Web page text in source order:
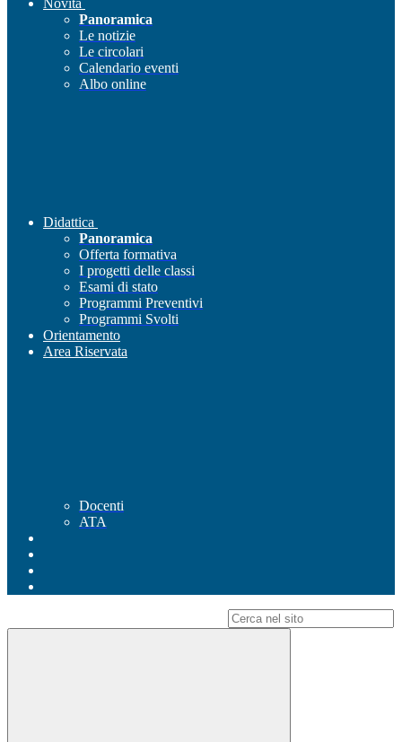
Novità
Panoramica
Le notizie
Le circolari
Calendario eventi
Albo online
Didattica
Panoramica
Offerta formativa
I progetti delle classi
Esami di stato
Programmi Preventivi
Programmi Svolti
Orientamento
Area Riservata
Docenti
ATA